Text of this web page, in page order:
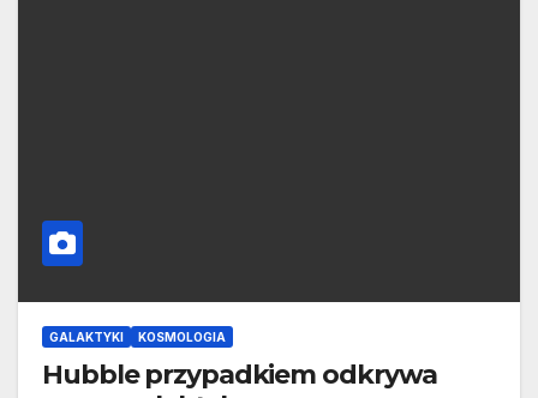
GALAKTYKI KOSMOLOGIA
Hubble przypadkiem odkrywa